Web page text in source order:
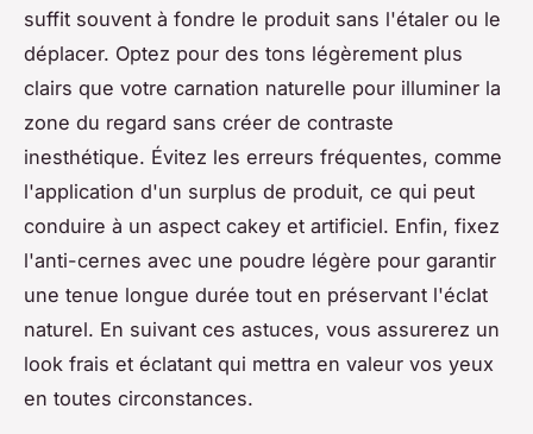
suffit souvent à fondre le produit sans l'étaler ou le
déplacer. Optez pour des tons légèrement plus
clairs que votre carnation naturelle pour illuminer la
zone du regard sans créer de contraste
inesthétique. Évitez les erreurs fréquentes, comme
l'application d'un surplus de produit, ce qui peut
conduire à un aspect cakey et artificiel. Enfin, fixez
l'anti-cernes avec une poudre légère pour garantir
une tenue longue durée tout en préservant l'éclat
naturel. En suivant ces astuces, vous assurerez un
look frais et éclatant qui mettra en valeur vos yeux
en toutes circonstances.